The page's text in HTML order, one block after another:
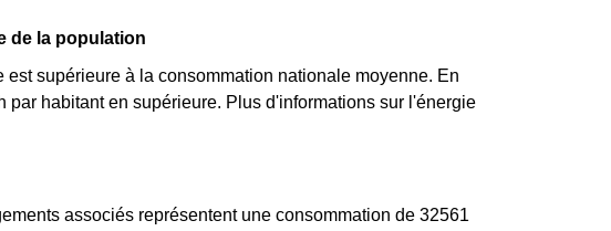
de la population
supérieure à la consommation nationale moyenne. En
habitant en supérieure. Plus d'informations sur l'énergie
associés représentent une consommation de 32561